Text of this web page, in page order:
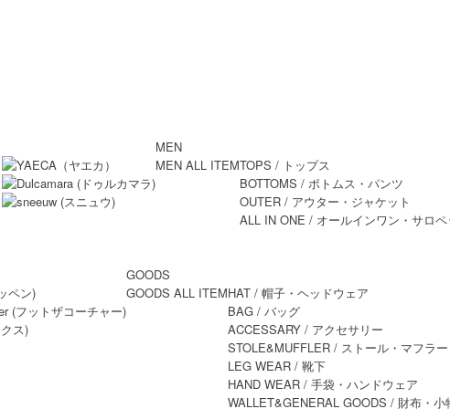
MEN
MEN ALL ITEMTOPS / トップス
BOTTOMS / ボトムス・パンツ
OUTER / アウター・ジャケット
ALL IN ONE / オールインワン・サロ
GOODS
GOODS ALL ITEMHAT / 帽子・ヘッドウェア
BAG / バッグ
ACCESSARY / アクセサリー
STOLE&MUFFLER / ストール・マフラー
LEG WEAR / 靴下
HAND WEAR / 手袋・ハンドウェア
WALLET&GENERAL GOODS / 財布・小